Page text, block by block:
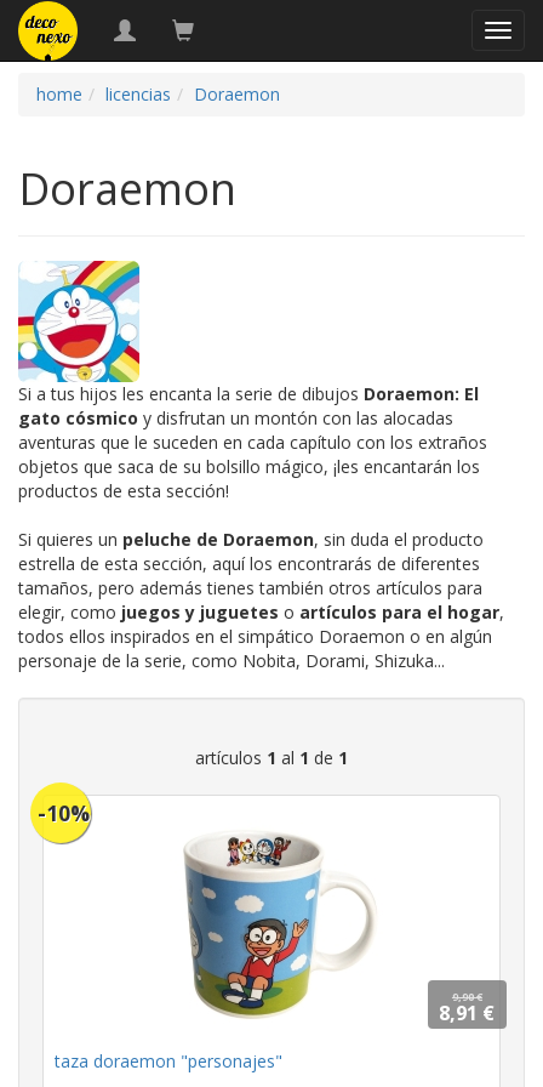
home licencias Doraemon
Doraemon
Si a tus hijos les encanta la serie de dibujos Doraemon: El
gato cósmico y disfrutan un montón con las alocadas
aventuras que le suceden en cada capítulo con los extraños
objetos que saca de su bolsillo mágico, ¡les encantarán los
productos de esta sección!
Si quieres un peluche de Doraemon, sin duda el producto
estrella de esta sección, aquí los encontrarás de diferentes
tamaños, pero además tienes también otros artículos para
elegir, como juegos y juguetes o artículos para el hogar,
todos ellos inspirados en el simpático Doraemon o en algún
personaje de la serie, como Nobita, Dorami, Shizuka...
artículos 1 al 1 de 1
-10%
9,90 €
8,91 €
taza doraemon "personajes"